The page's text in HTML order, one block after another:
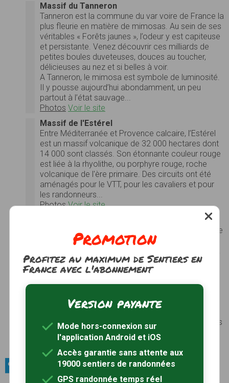
Massif du Tanneron
Tanneron est la commune du var voire de France la
plus fleurie en matière de mimosas. Au sein de ses
véritables « Forêts jaunes », l’odeur y est capiteuse
et persistante. Venez découvrir ces milliards de
petites boules duveteuses, douces au toucher,
délicieuses au nez et si belles à voir.
A Tanneron, le mimosa est symbole de luminosité.
Il y pousse aujourd’hui abondamment, un peu
partout à l’état sauvage...
Photos Voir le site
Massif de l'Estérel
Entre Méditerranée et Provence calcaire, l’Estérel
est un massif volcanique de 32 000 hectares dont
14 000 sont classés. Son étonnante couleur rouge
est liée à la rhyolithe, ou porphyre rouge, roche
volcanique de l'ère primaire. Des circuits ont été
aménagés pour le VTT, pour les cavaliers et pour
les randonneurs...
Photos Voir le site
Située au-dessus de la vallée du Loup, la montagne
est bien visible depuis la côte maritime. Elle est
source à ses pieds et le plateau du col de Vence
au sud, la vallée de l'Estéron au nord, ainsi que la
montagne a une longueur de 20 km d'ouest en est
et est le prolongement d'une chaîne montagneuse
depuis l'ouest avec la montagne de Thorenc. Elle
surplombe les villages de Gréolières, Coursegoules
et Bézaudun-les-Alpes.
Photos Voir le site
Sites naturels / Grottes
Promotion
Profitez au maximum de Sentiers en
France avec l'abonnement
Version payante
Mode hors-connexion sur
l'application Android et iOS
Accès garantie sans attente aux
19000 sentiers de randonnées
GPS randonnée temps réel